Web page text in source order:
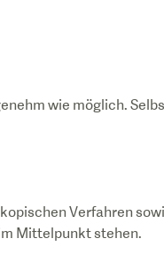
wie möglich.
Verfahren